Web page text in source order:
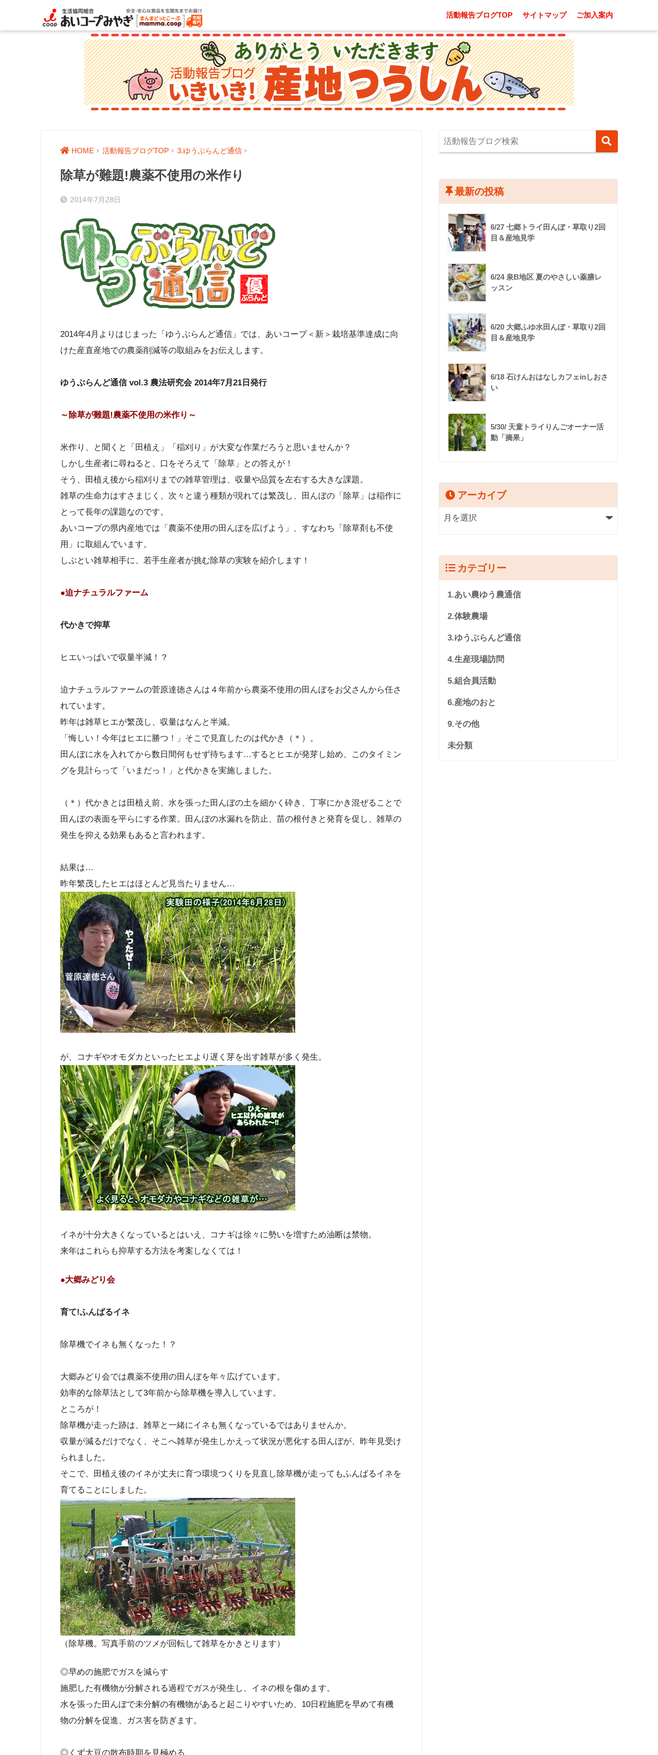
活動報告ブログTOP サイトマップ ご加入案内
HOME 活動報告ブログTOP 3.ゆうぶらんど通信
除草が難題!農薬不使用の米作り
2014年7月28日
2014年4月よりはじまった「ゆうぶらんど通信」では、あいコープ＜新＞栽培基準達成に向
けた産直産地での農薬削減等の取組みをお伝えします。
ゆうぶらんど通信 vol.3 農法研究会 2014年7月21日発行
～除草が難題!農薬不使用の米作り～
米作り、と聞くと「田植え」「稲刈り」が大変な作業だろうと思いませんか？
しかし生産者に尋ねると、口をそろえて「除草」との答えが！
そう、田植え後から稲刈りまでの雑草管理は、収量や品質を左右する大きな課題。
雑草の生命力はすさまじく、次々と違う種類が現れては繁茂し、田んぼの「除草」は稲作に
とって長年の課題なのです。
あいコープの県内産地では「農薬不使用の田んぼを広げよう」、すなわち「除草剤も不使
用」に取組んでいます。
しぶとい雑草相手に、若手生産者が挑む除草の実験を紹介します！
●迫ナチュラルファーム
代かきで抑草
ヒエいっぱいで収量半減！？
迫ナチュラルファームの菅原達徳さんは４年前から農薬不使用の田んぼをお父さんから任さ
れています。
昨年は雑草ヒエが繁茂し、収量はなんと半減。
「悔しい！今年はヒエに勝つ！」そこで見直したのは代かき（＊）。
田んぼに水を入れてから数日間何もせず待ちます…するとヒエが発芽し始め、このタイミン
グを見計らって「いまだっ！」と代かきを実施しました。
（＊）代かきとは田植え前、水を張った田んぼの土を細かく砕き、丁寧にかき混ぜることで
田んぼの表面を平らにする作業。田んぼの水漏れを防止、苗の根付きと発育を促し、雑草の
発生を抑える効果もあると言われます。
結果は…
昨年繁茂したヒエはほとんど見当たりません…
が、コナギやオモダカといったヒエより遅く芽を出す雑草が多く発生。
イネが十分大きくなっているとはいえ、コナギは徐々に勢いを増すため油断は禁物。
来年はこれらも抑草する方法を考案しなくては！
●大郷みどり会
育て!ふんばるイネ
除草機でイネも無くなった！？
大郷みどり会では農薬不使用の田んぼを年々広げています。
効率的な除草法として3年前から除草機を導入しています。
ところが！
除草機が走った跡は、雑草と一緒にイネも無くなっているではありませんか。
収量が減るだけでなく、そこへ雑草が発生しかえって状況が悪化する田んぼが、昨年見受け
られました。
そこで、田植え後のイネが丈夫に育つ環境つくりを見直し除草機が走ってもふんばるイネを
育てることにしました。
（除草機。写真手前のツメが回転して雑草をかきとります）
◎早めの施肥でガスを減らす
施肥した有機物が分解される過程でガスが発生し、イネの根を傷めます。
水を張った田んぼで未分解の有機物があると起こりやすいため、10日程施肥を早めて有機
物の分解を促進、ガス害を防ぎます。
◎くず大豆の散布時期を見極める
最新の投稿
6/27 七郷トライ田んぼ・草取り2回
目＆産地見学
6/24 泉B地区 夏のやさしい薬膳レ
ッスン
6/20 大郷ふゆ水田んぼ・草取り2回
目＆産地見学
6/18 石けんおはなしカフェinしおさ
い
5/30/ 天童トライりんごオーナー活
動「摘果」
アーカイブ
カテゴリー
1.あい農ゆう農通信
2.体験農場
3.ゆうぶらんど通信
4.生産現場訪問
5.組合員活動
6.産地のおと
9.その他
未分類